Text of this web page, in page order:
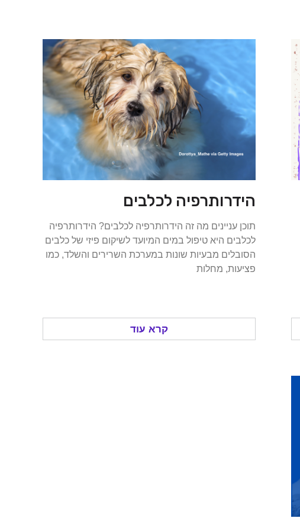
הידרותרפיה לכלבים
תוכן עניינים מה זה הידרותרפיה לכלבים? הידרותרפיה
לכלבים היא טיפול במים המיועד לשיקום פיזי של כלבים
הסובלים מבעיות שונות במערכת השרירים והשלד, כמו
פציעות, מחלות
קרא עוד